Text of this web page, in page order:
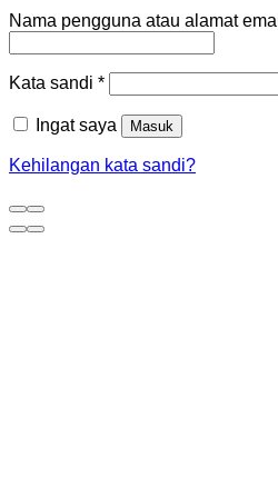
Masuk